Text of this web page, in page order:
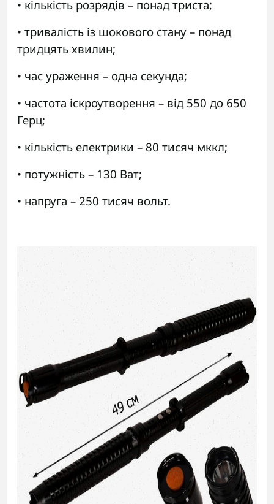
• кількість розрядів – понад триста;
• тривалість із шокового стану – понад
тридцять хвилин;
• час ураження – одна секунда;
• частота іскроутворення – від 550 до 650
Герц;
• кількість електрики – 80 тисяч мккл;
• потужність – 130 Ват;
• напруга – 250 тисяч вольт.